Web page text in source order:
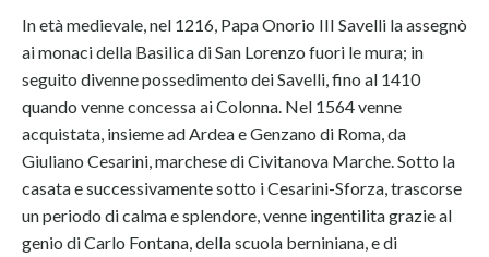
In età medievale, nel 1216, Papa Onorio III Savelli la assegnò
ai monaci della Basilica di San Lorenzo fuori le mura; in
seguito divenne possedimento dei Savelli, fino al 1410
quando venne concessa ai Colonna. Nel 1564 venne
acquistata, insieme ad Ardea e Genzano di Roma, da
Giuliano Cesarini, marchese di Civitanova Marche. Sotto la
casata e successivamente sotto i Cesarini-Sforza, trascorse
un periodo di calma e splendore, venne ingentilita grazie al
genio di Carlo Fontana, della scuola berniniana, e di